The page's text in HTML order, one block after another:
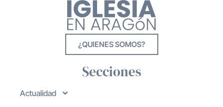
¿QUIENES SOMOS?
Secciones
Actualidad